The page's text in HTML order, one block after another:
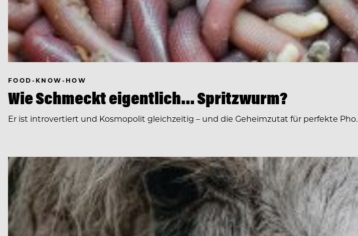
FOOD-KNOW-HOW
Wie Schmeckt eigentlich… Spritzwurm?
Er ist introvertiert und Kosmopolit gleichzeitig – und die Geheimzutat für perfekte Pho.